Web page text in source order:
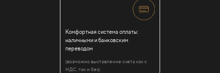
Комфортная система оплаты:
наличными и банковским
переводом
(возможно выставление счета как с
НДС, так и без)